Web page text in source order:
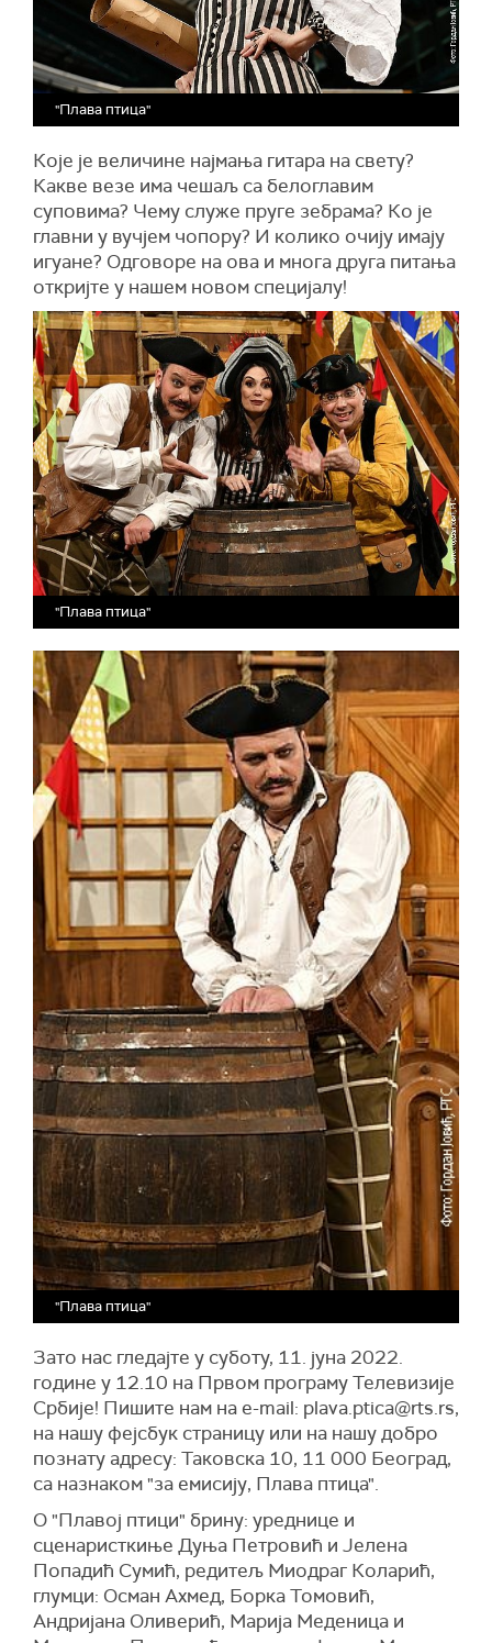
"Плава птица"
Које је величине најмања гитара на свету?
Какве везе има чешаљ са белоглавим
суповима? Чему служе пруге зебрама? Ко је
главни у вучјем чопору? И колико очију имају
игуане? Одговоре на ова и многа друга питања
откријте у нашем новом специјалу!
"Плава птица"
"Плава птица"
Зато нас гледајте у суботу, 11. јуна 2022.
године у 12.10 на Првом програму Телевизије
Србије! Пишите нам на е-mail: plava.ptica@rts.rs,
на нашу фејсбук страницу или на нашу добро
познату адресу: Таковска 10, 11 000 Београд,
са назнаком "за емисију‚ Плава птица".
О "Плавој птици" брину: уреднице и
сценаристкиње Дуња Петровић и Јелена
Попадић Сумић, редитељ Миодраг Коларић,
глумци: Осман Ахмед, Борка Томовић,
Андријана Оливерић, Марија Меденица и